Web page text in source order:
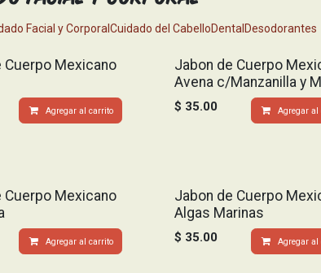
Facial y Corporal Cuidado del CabelloDental Desodorantes
Cuerpo Mexicano
Agregar al carrito
Jabon de Cuerpo
Avena c/Manzanilla y
$ 35.00 Agregar al
Cuerpo Mexicano
Agregar al carrito
Jabon de Cuerpo
Algas Marinas
$ 35.00 Agregar al